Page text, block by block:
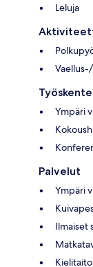
Leluja
Ympäri
Palvelut
Ympäri
Ilmaiset